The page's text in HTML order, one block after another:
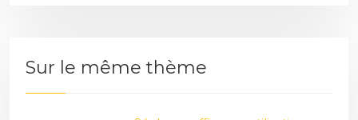
Sur le même thème